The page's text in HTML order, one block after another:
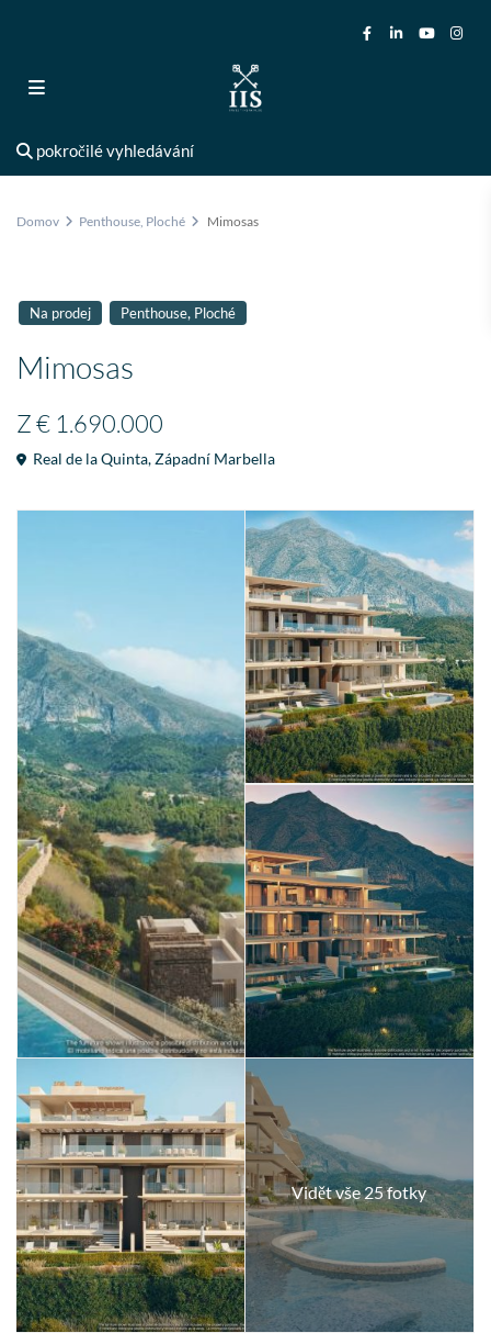
pokročilé vyhledávání
Domov Penthouse, Ploché Mimosas
Na prodej Penthouse, Ploché
Mimosas
Z€ 1.690.000
Real de la Quinta,Západní Marbella
Vidět vše 25 fotky